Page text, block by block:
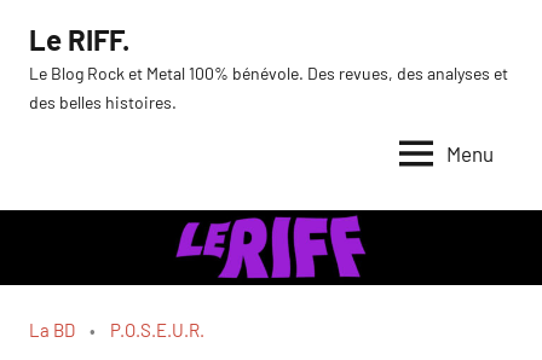
contenu
Le RIFF.
Le Blog Rock et Metal 100% bénévole. Des revues, des analyses et
des belles histoires.
Menu
La BD P.O.S.E.U.R.